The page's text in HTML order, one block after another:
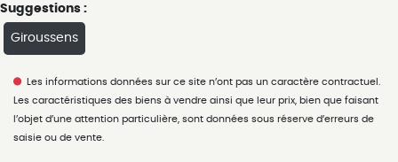
toulouse.
Suggestions :
Giroussens
Les informations données sur ce site n’ont pas un caractère contractuel.
Les caractéristiques des biens à vendre ainsi que leur prix, bien que faisant
l’objet d’une attention particulière, sont données sous réserve d’erreurs de
saisie ou de vente.